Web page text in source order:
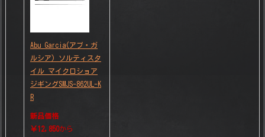
Abu Garcia(アブ・ガ
ルシア) ソルティスタ
イル マイクロショア
ジギングSMJS-862UL-K
R
新品価格
￥12,850から